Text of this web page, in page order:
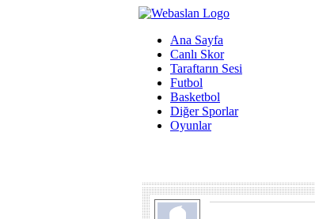
Ana Sayfa
Canlı Skor
Taraftarın Sesi
Futbol
Basketbol
Diğer Sporlar
Oyunlar